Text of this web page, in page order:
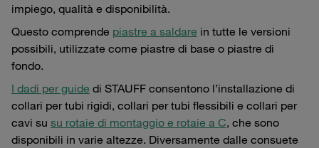
impiego, qualità e disponibilità.
Questo comprende piastre a saldare in tutte le versioni
possibili, utilizzate come piastre di base o piastre di
fondo.
I dadi per guide di STAUFF consentono l’installazione di
collari per tubi rigidi, collari per tubi flessibili e collari per
cavi su su rotaie di montaggio e rotaie a C, che sono
disponibili in varie altezze. Diversamente dalle consuete